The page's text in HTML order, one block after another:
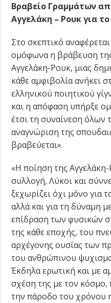
Βραβείο Γραμμάτων
Αγγελάκη – Ρουκ για
Στο σκεπτικό
ομόφωνα η βράβευση της
Αγγελάκη-Ρουκ, μιας
κάθε αμφιβολία ανήκει
ελληνικού ποιητικού
και η απόφαση υπήρξε
έτσι τη συναίνεση
αναγνώριση της
βραβεύεται».
«Η ποίηση της
συλλογή, Λύκοι και
ξεχωρίζει όχι μόνο για
αλλά και για τη δύναμη
επίδραση των φυσικών
της κάθε εποχής, του
αρχέγονης ουσίας των
του ανθρώπινου
Έκδηλα ερωτική και με
σχέση της με τον κόσμο,
την πάροδο του χρόνου